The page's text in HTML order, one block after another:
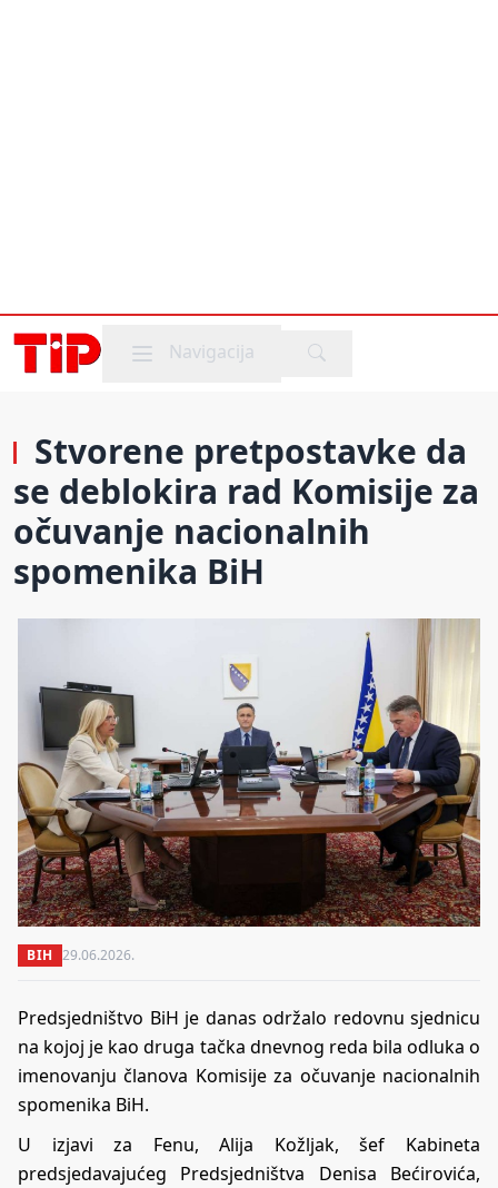
Mobile menu
Navigacija
Stvorene pretpostavke da
se deblokira rad Komisije za
očuvanje nacionalnih
spomenika BiH
BIH 29.06.2026.
Predsjedništvo BiH je danas održalo redovnu sjednicu
na kojoj je kao druga tačka dnevnog reda bila odluka o
imenovanju članova Komisije za očuvanje nacionalnih
spomenika BiH.
U izjavi za Fenu, Alija Kožljak, šef Kabineta
predsjedavajućeg Predsjedništva Denisa Bećirovića,